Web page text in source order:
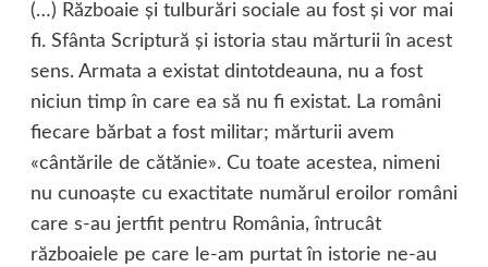
(…) Războaie şi tulburări sociale au fost şi vor mai
fi. Sfânta Scriptură şi istoria stau mărturii în acest
sens. Armata a existat dintotdeauna, nu a fost
niciun timp în care ea să nu fi existat. La români
fiecare bărbat a fost militar; mărturii avem
«cântările de cătănie». Cu toate acestea, nimeni
nu cunoaşte cu exactitate numărul eroilor români
care s-au jertfit pentru România, întrucât
războaiele pe care le-am purtat în istorie ne-au